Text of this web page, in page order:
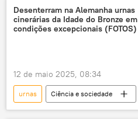
Supremo Tribunal Federal (STF)
Código Eleitoral
eleições
voto impresso
oposição
Desenterram na Alemanha urnas
cinerárias da Idade do Bronze em
condições excepcionais (FOTOS)
12 de maio 2025, 08:34
urnas
Ciência e sociedade
Idade de Bronze
Alemanha